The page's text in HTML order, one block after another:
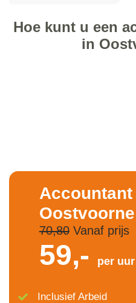
Hoe kunt u een
in
Accountant
Oostvoorne
70,80Vanaf prijs
59,- per uur
Inclusief Arbeid